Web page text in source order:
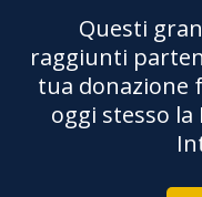
Questi
raggiunti
tua donazione
oggi stesso la